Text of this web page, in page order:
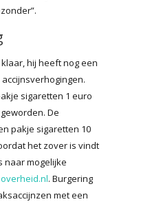
hij heeft nog een
sigaretten 1 euro
De
pakje sigaretten 10
het zover is vindt
naar mogelijke
. Burgering
met een